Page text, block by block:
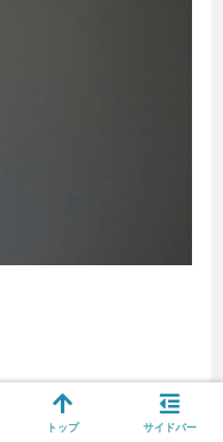
トップ サイドバー